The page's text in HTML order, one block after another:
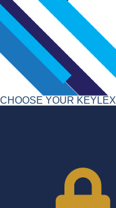
CHOOSE YOUR KEYLEX